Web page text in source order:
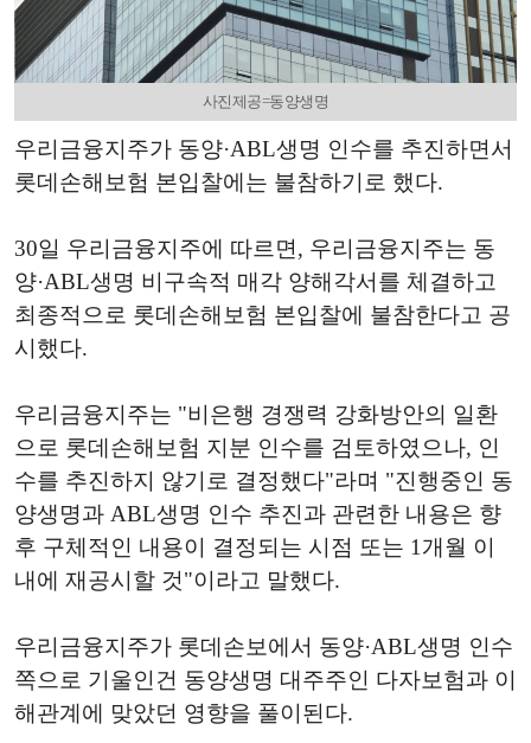
사진제공=동양생명
우리금융지주가 동양·ABL생명 인수를 추진하면서
롯데손해보험 본입찰에는 불참하기로 했다.
30일 우리금융지주에 따르면, 우리금융지주는 동
양·ABL생명 비구속적 매각 양해각서를 체결하고
최종적으로 롯데손해보험 본입찰에 불참한다고 공
시했다.
우리금융지주는 "비은행 경쟁력 강화방안의 일환
으로 롯데손해보험 지분 인수를 검토하였으나, 인
수를 추진하지 않기로 결정했다"라며 "진행중인 동
양생명과 ABL생명 인수 추진과 관련한 내용은 향
후 구체적인 내용이 결정되는 시점 또는 1개월 이
내에 재공시할 것"이라고 말했다.
우리금융지주가 롯데손보에서 동양·ABL생명 인수
쪽으로 기울인건 동양생명 대주주인 다자보험과 이
해관계에 맞았던 영향을 풀이된다.